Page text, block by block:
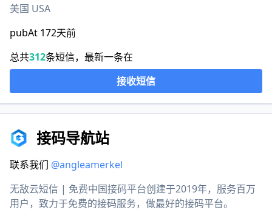
美国 USA
pubAt 172天前
总共312条短信，最新一条在
接收短信
接码导航站
联系我们 @angleamerkel
无敌云短信 | 免费中国接码平台创建于2019年，服务百万
用户，致力于免费的接码服务，做最好的接码平台。